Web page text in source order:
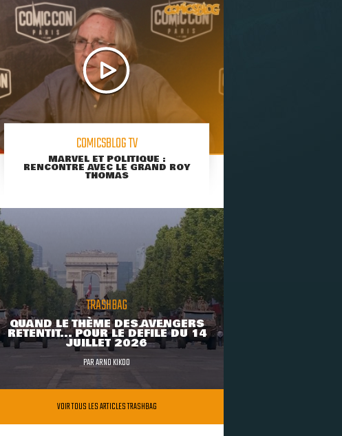
COMICSBLOG TV
MARVEL ET POLITIQUE :
RENCONTRE AVEC LE GRAND ROY
THOMAS
TRASHBAG
QUAND LE THÈME DES AVENGERS
RETENTIT... POUR LE DÉFILÉ DU 14
JUILLET 2026
PARARNO KIKOO
VOIR TOUS LES ARTICLES TRASHBAG